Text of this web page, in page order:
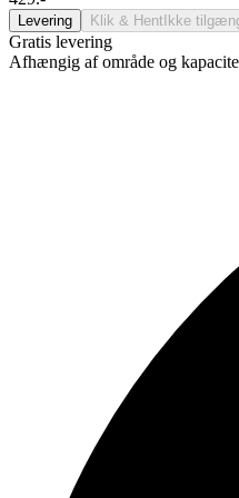
Levering Klik & Hent Ikke
Gratis levering
Afhængig af område og